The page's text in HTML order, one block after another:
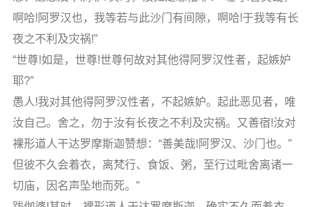
啊哈!阿罗汉也，我等若与此沙门有间隙，啊哈!于我等有长
夜之不利及灾祸!”
“世尊!如是，世尊!世尊何故对其他得阿罗汉性者，起嫉妒
耶?”
愚人!我对其他得阿罗汉性者，不起嫉妒。起此恶见者，唯
汝自己。舍之，勿于汝有长夜之不利及灾祸。又善宿!汝对
裸形道人干达罗摩斯迦赞想：“善美哉!阿罗汉、沙门也。”
但彼不久会着衣，离梵行、食饭、粥，至行过毗舍离诸一
切庙，因名声坠地而死。”